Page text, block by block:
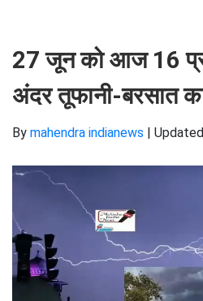
27 जून को आज 16
अंदर तूफानी-बरसात
By mahendra indianews |